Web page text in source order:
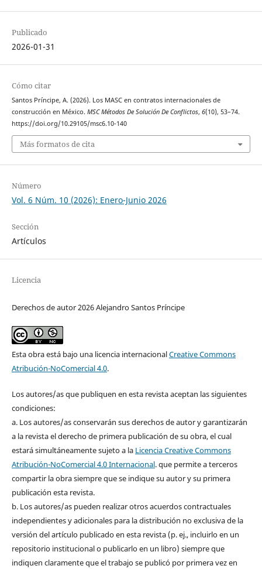
Publicado
2026-01-31
Cómo citar
Santos Príncipe, A. (2026). Los MASC en contratos internacionales de
construcción en México. MSC Métodos De Solución De Conflictos, 6(10), 53–74.
https://doi.org/10.29105/msc6.10-140
Más formatos de cita
Número
Vol. 6 Núm. 10 (2026): Enero-Junio 2026
Sección
Artículos
Licencia
Derechos de autor 2026 Alejandro Santos Príncipe
Esta obra está bajo una licencia internacionalCreative Commons
Atribución-NoComercial 4.0.
Los autores/as que publiquen en esta revista aceptan las siguientes
condiciones:
a. Los autores/as conservarán sus derechos de autor y garantizarán
a la revista el derecho de primera publicación de su obra, el cual
estará simultáneamente sujeto a la Licencia Creative Commons
Atribución-NoComercial 4.0 Internacional. que permite a terceros
compartir la obra siempre que se indique su autor y su primera
publicación esta revista.
b. Los autores/as pueden realizar otros acuerdos contractuales
independientes y adicionales para la distribución no exclusiva de la
versión del artículo publicado en esta revista (p. ej., incluirlo en un
repositorio institucional o publicarlo en un libro) siempre que
indiquen claramente que el trabajo se publicó por primera vez en